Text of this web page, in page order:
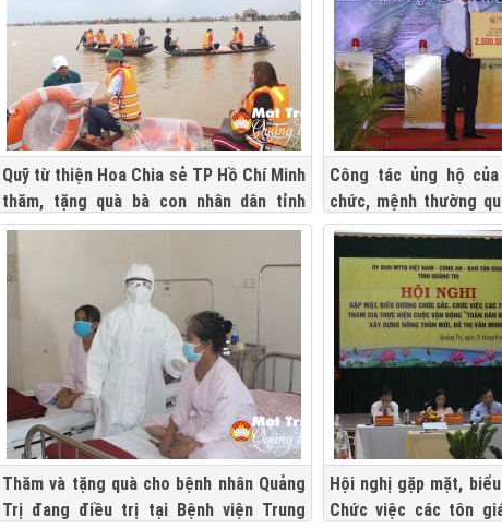
Quỹ từ thiện Hoa Chia sẻ TP Hồ Chí Minh
thăm, tặng quà bà con nhân dân tỉnh
Quảng Trị
Công tác ủng hộ
chức, mệnh thường
nghiệp khắc phục
ra
Thăm và tặng quà cho bệnh nhân Quảng
Trị đang điều trị tại Bệnh viện Trung
Hội nghị gặp mặt,
Chức việc các tôn